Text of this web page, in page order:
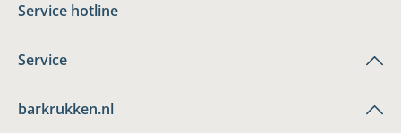
Service hotline
Service
barkrukken.nl